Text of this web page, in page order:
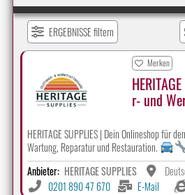
ERGEBNISSE filtern
Merken
r- und
HERITAGE SUPPLIES | Dein Onlineshop für
Wartung, Reparatur und Restauration.
Anbieter: HERITAGE SUPPLIES
0201 890 47 670
E-Mail